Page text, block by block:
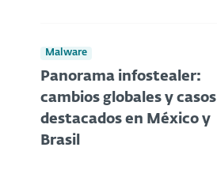
Malware
Panorama infostealer:
cambios globales y casos
destacados en México y
Brasil